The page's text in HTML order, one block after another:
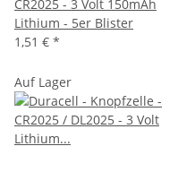
CR2025 - 3 Volt 150mAh
Lithium - 5er Blister
1,51 € *
Auf Lager